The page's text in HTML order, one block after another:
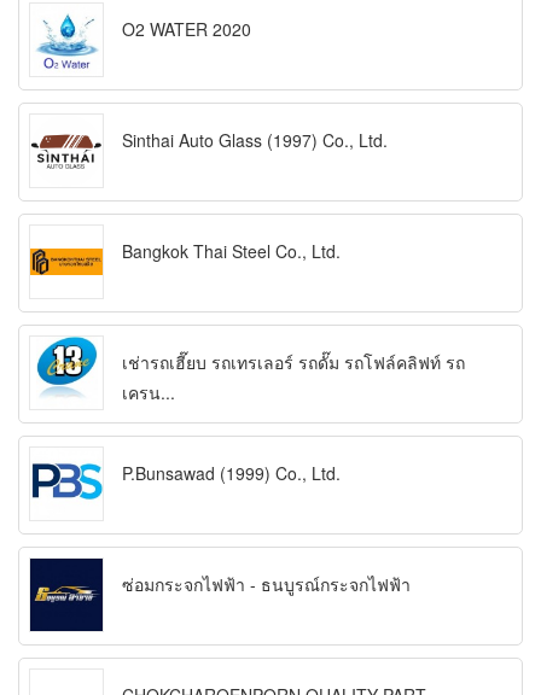
O2 WATER 2020
Sinthai Auto Glass (1997) Co., Ltd.
Bangkok Thai Steel Co., Ltd.
เช่ารถเฮี๊ยบ รถเทรเลอร์ รถดั๊ม รถโฟล์คลิฟท์ รถ
เครน...
P.Bunsawad (1999) Co., Ltd.
ซ่อมกระจกไฟฟ้า - ธนบูรณ์กระจกไฟฟ้า